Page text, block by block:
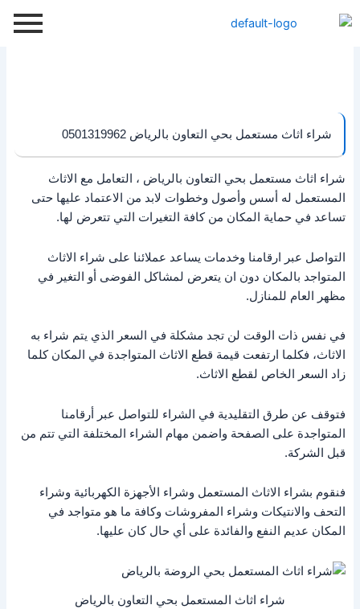
إلى
شراء اثاث مستعمل بحي التعاون بالرياض 0501319962
شراء اثاث مستعمل بحي التعاون بالرياض ، التعامل مع الاثاث
المستعمل له أسس وأصول وخطوات لابد من الاعتماد عليها حتى
تساعد في حماية المكان من كافة التغيرات التي تتعرض لها.
التواصل عبر ارقامنا وخدمات يساعد عملائنا على شراء الاثاث
المتواجد بالمكان دون ان يتعرض لمشاكل الفوضى أو التغير في
مظهر العام للمنازل.
في نفس ذات الوقت لن تجد مشكلة في السعر الذي يتم شراء به
الاثاث، فكلما ارتفعت قيمة قطع الاثاث المتواجدة في المكان كلما
زاد السعر الخاص لقطع الاثاث.
فتوقف عن طرق التقليدية في الشراء للتواصل عبر أرقامنا
المتواجدة على الصفحة واضمن مهام الشراء المختلفة التي تتم من
قبل الشركة.
فنقوم بشراء الاثاث المستعمل وشراء الأجهزة الكهربائية وشراء
التحف والانتيكات وشراء المفروشات وكافة ما هو متواجد في
المكان عديم النفع والفائدة على أي حال كان عليها.
شراء اثاث المستعمل بحي التعاون بالرياض